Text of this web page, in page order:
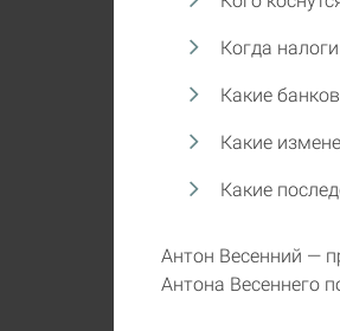
Когда
Какие
Какие
Какие
Антон Весенний —
Антона Весеннего